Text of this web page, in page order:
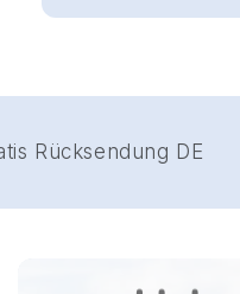
Gratis Rücksendung DE